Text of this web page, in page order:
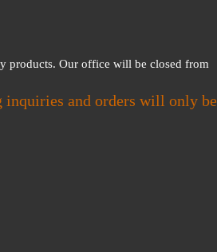
products. Our office will be closed from
inquiries and orders will only be